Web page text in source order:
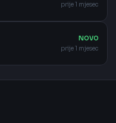
prije 1 mjesec
NOVO
prije 1 mjesec